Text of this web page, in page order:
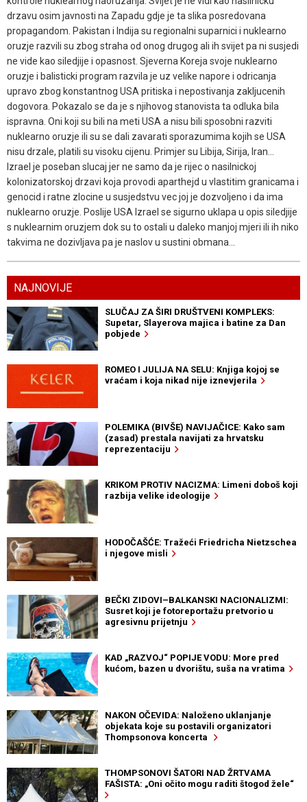
drzavu osim javnosti na Zapadu gdje je ta slika posredovana
propagandom. Pakistan i Indija su regionalni suparnici i nuklearno
oruzje razvili su zbog straha od onog drugog ali ih svijet pa ni susjedi
ne vide kao siledjije i opasnost. Sjeverna Koreja svoje nuklearno
oruzje i balisticki program razvila je uz velike napore i odricanja
upravo zbog konstantnog USA pritiska i nepostivanja zakljucenih
dogovora. Pokazalo se da je s njihovog stanovista ta odluka bila
ispravna. Oni koji su bili na meti USA a nisu bili sposobni razviti
nuklearno oruzje ili su se dali zavarati sporazumima kojih se USA
nisu drzale, platili su visoku cijenu. Primjer su Libija, Sirija, Iran...
Izrael je poseban slucaj jer ne samo da je rijec o nasilnickoj
kolonizatorskoj drzavi koja provodi aparthejd u vlastitim granicama i
genocid i ratne zlocine u susjedstvu vec joj je dozvoljeno i da ima
nuklearno oruzje. Poslije USA Izrael se sigurno uklapa u opis siledjije
s nuklearnim oruzjem dok su to ostali u daleko manjoj mjeri ili ih niko
takvima ne dozivljava pa je naslov u sustini obmana...
NAJNOVIJE
SLUČAJ ZA ŠIRI DRUŠTVENI KOMPLEKS:
Supetar, Slayerova majica i batine za Dan
pobjede
ROMEO I JULIJA NA SELU: Knjiga kojoj se
vraćam i koja nikad nije iznevjerila
POLEMIKA (BIVŠE) NAVIJAČICE: Kako sam
(zasad) prestala navijati za hrvatsku
reprezentaciju
KRIKOM PROTIV NACIZMA: Limeni doboš koji
razbija velike ideologije
HODOČAŠĆE: Tražeći Friedricha Nietzschea
i njegove misli
BEČKI ZIDOVI–BALKANSKI NACIONALIZMI:
Susret koji je fotoreportažu pretvorio u
agresivnu prijetnju
KAD „RAZVOJ“ POPIJE VODU: More pred
kućom, bazen u dvorištu, suša na vratima
NAKON OČEVIDA: Naloženo uklanjanje
objekata koje su postavili organizatori
Thompsonova koncerta
THOMPSONOVI ŠATORI NAD ŽRTVAMA
FAŠISTA: „Oni očito mogu raditi štogod žele“